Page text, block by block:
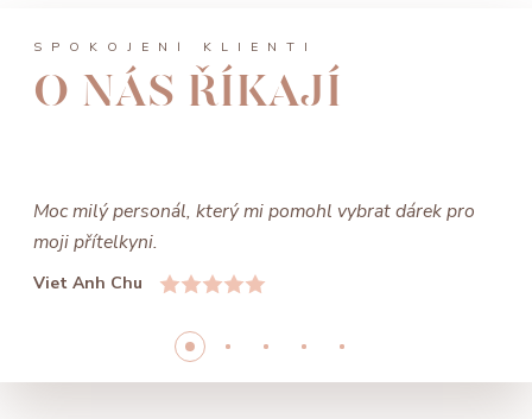
SPOKOJENÍ KLIENTI
O NÁS ŘÍKAJÍ
Moc milý personál, který mi pomohl vybrat dárek pro
moji přítelkyni.
Viet Anh Chu